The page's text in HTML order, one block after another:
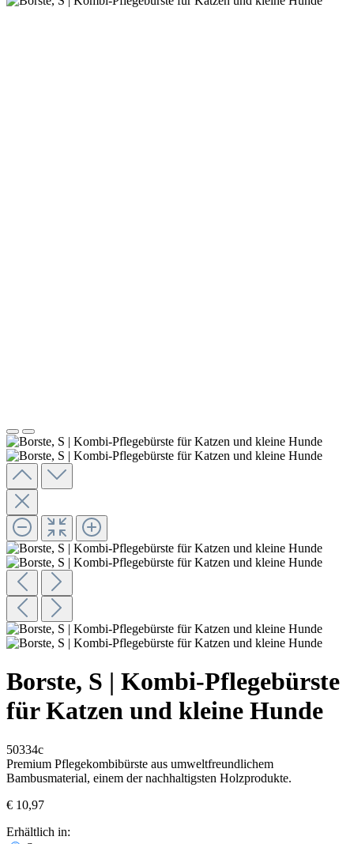
Borste, S | Kombi-Pflegebürste
für Katzen und kleine Hunde
50334c
Premium Pflegekombibürste aus umweltfreundlichem
Bambusmaterial, einem der nachhaltigsten Holzprodukte.
€ 10,97
Erhältlich in: